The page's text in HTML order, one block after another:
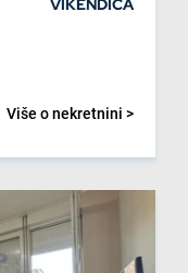
VIKENDICA
Više o nekretnini >